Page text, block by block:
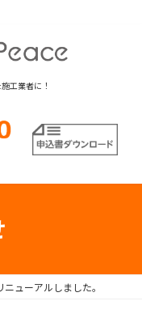
工業者に！
ューアルしました。